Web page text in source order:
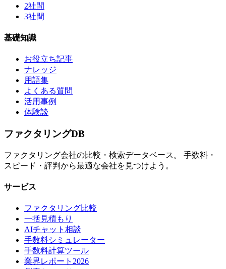
2社間
3社間
基礎知識
お役立ち記事
ナレッジ
用語集
よくある質問
活用事例
体験談
ファクタリングDB
ファクタリング会社の比較・検索データベース。 手数料・
スピード・評判から最適な会社を見つけよう。
サービス
ファクタリング比較
一括見積もり
AIチャット相談
手数料シミュレーター
手数料計算ツール
業界レポート2026